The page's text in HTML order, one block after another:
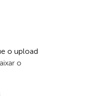
o upload
o